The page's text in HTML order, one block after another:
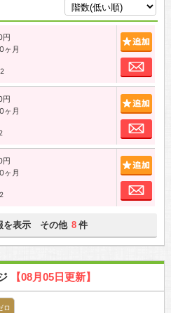
円
ヶ月
2
お
円
ヶ月
2
お
円
ヶ月
2
お
を表示 その他 8 件
【08月05日更新】
ロ